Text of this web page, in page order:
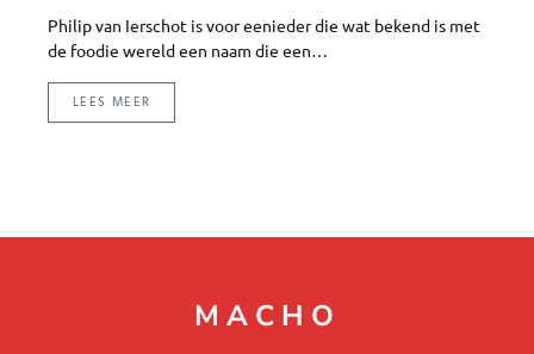
Philip van Ierschot is voor eenieder die wat bekend is met
de foodie wereld een naam die een…
LEES MEER
MACHO